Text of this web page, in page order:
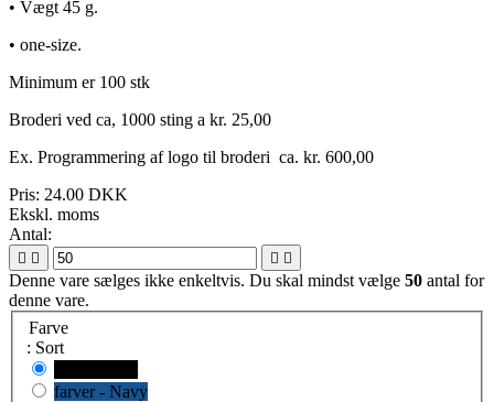
• Vægt 45 g.
• one-size.
Minimum er 100 stk
Broderi ved ca, 1000 sting a kr. 25,00
Ex. Programmering af logo til broderi ca. kr. 600,00
Pris: 24.00 DKK
Ekskl. moms
Antal:
   
Denne vare sælges ikke enkeltvis. Du skal mindst vælge 50 antal for
denne vare.
Farve
: Sort
farver - Navy